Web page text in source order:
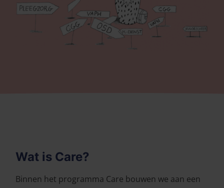
Wat is Care?
Binnen het programma Care bouwen we aan een